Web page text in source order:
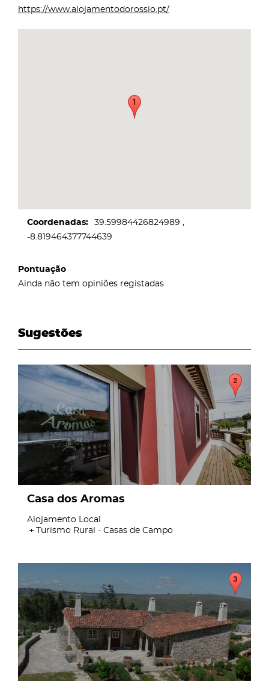
https://www.alojamentodorossio.pt/
Coordenadas
39.59984426824989
-8.819464377744639
Pontuação
Ainda não tem opiniões registadas
Sugestões
page
Casa dos Aromas
Alojamento Local
Turismo Rural - Casas de Campo